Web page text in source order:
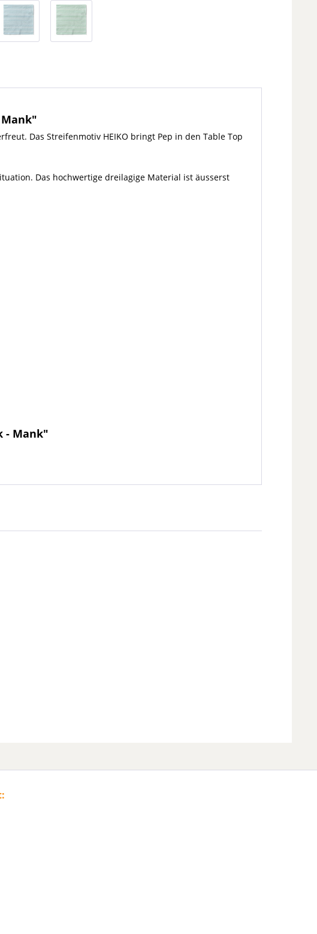
Das Streifenmotiv HEIKO bringt Pep in den Table Top
Das hochwertige dreilagige Material ist äusserst
- Mank"